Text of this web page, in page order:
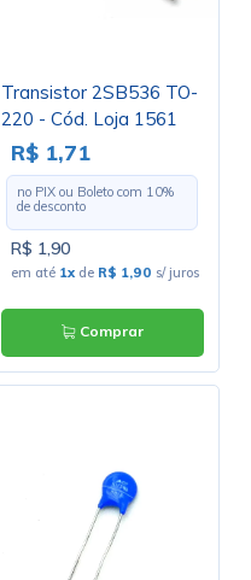
Transistor 2SB536 TO-
220 - Cód. Loja 1561
R$ 1,71
no PIX ou Boleto com 10%
de desconto
R$ 1,90
em até 1x de R$ 1,90 s/ juros
Comprar